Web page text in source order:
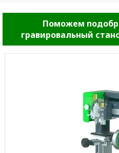
Поможем
гравировальный